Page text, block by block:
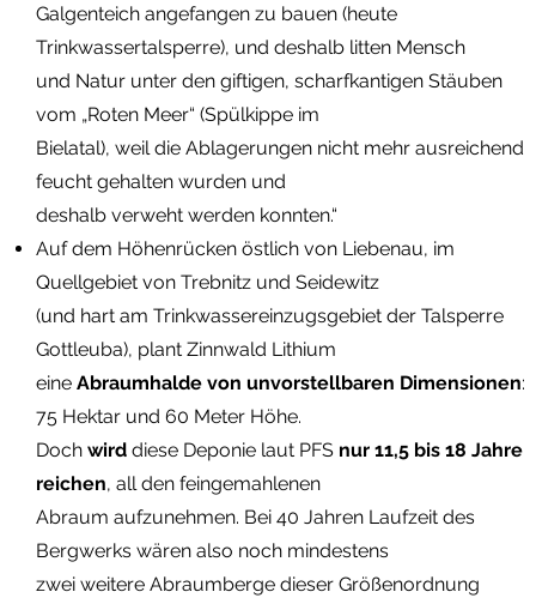
Galgenteich angefangen zu bauen (heute
Trinkwassertalsperre), und deshalb litten Mensch
und Natur unter den giftigen, scharfkantigen Stäuben
vom „Roten Meer“ (Spülkippe im
Bielatal), weil die Ablagerungen nicht mehr ausreichend
feucht gehalten wurden und
deshalb verweht werden konnten.“
Auf dem Höhenrücken östlich von Liebenau, im
Quellgebiet von Trebnitz und Seidewitz
(und hart am Trinkwassereinzugsgebiet der Talsperre
Gottleuba), plant Zinnwald Lithium
eine Abraumhalde von unvorstellbaren Dimensionen:
75 Hektar und 60 Meter Höhe.
Doch wird diese Deponie laut PFS nur 11,5 bis 18 Jahre
reichen, all den feingemahlenen
Abraum aufzunehmen. Bei 40 Jahren Laufzeit des
Bergwerks wären also noch mindestens
zwei weitere Abraumberge dieser Größenordnung